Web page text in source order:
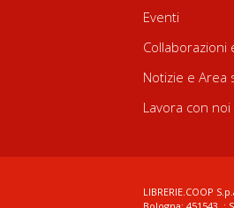
Eventi
Collaborazioni
Notizie e Area
Lavora con noi
LIBRERIE.COOP